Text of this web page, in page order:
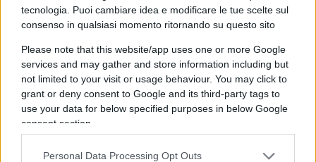
tecnologia. Puoi cambiare idea e modificare le tue scelte sul
consenso in qualsiasi momento ritornando su questo sito
Please note that this website/app uses one or more Google
services and may gather and store information including but
not limited to your visit or usage behaviour. You may click to
grant or deny consent to Google and its third-party tags to
use your data for below specified purposes in below Google
consent section.
Personal Data Processing Opt Outs
questi avesse un coltello con una lama di 20
centimetri nascosta sotto la giacca. Le tre
coltellate inferte alla schiena hanno lesionato un
rene, la milza e il duodeno, provocando emorragie
interne e danni ingenti agli organi interni. Di
Martino ha subito5 arresti cardiaci .